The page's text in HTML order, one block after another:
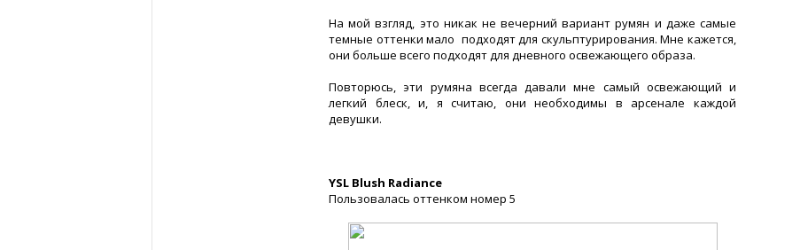
На мой взгляд, это никак не вечерний вариант румян и даже самые
темные оттенки мало подходят для скульптурирования. Мне кажется,
они больше всего подходят для дневного освежающего образа.
Повторюсь, эти румяна всегда давали мне самый освежающий и
легкий блеск, и, я считаю, они необходимы в арсенале каждой
девушки.
YSL Blush Radiance
Пользовалась оттенком номер 5